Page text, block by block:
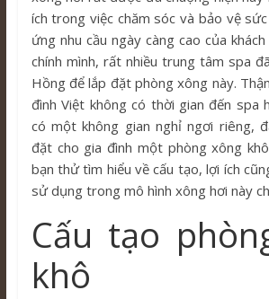
ích trong việc chăm sóc và bảo vệ
ứng nhu cầu ngày càng cao của
chính mình, rất nhiều trung tâm spa
Hồng để lắp đặt phòng xông này.
đình Việt không có thời gian đến spa
có một không gian nghỉ ngơi riêng,
đặt cho gia đình một phòng xông
bạn thử tìm hiểu về cấu tạo, lợi ích
sử dụng trong mô hình xông hơi này
Cấu tạo
khô